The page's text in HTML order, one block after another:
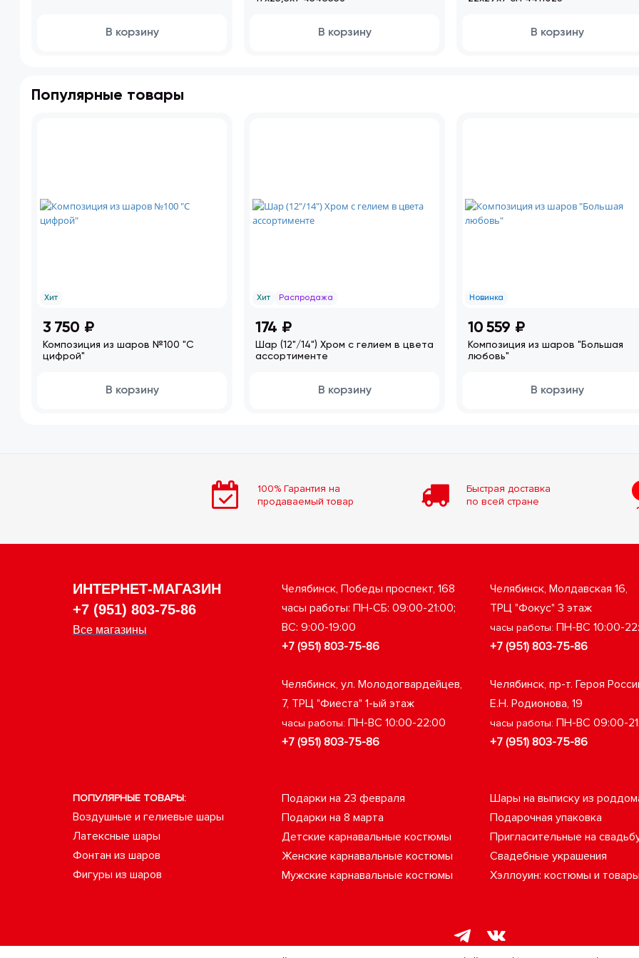
В корзину В корзину В корзину
Популярные товары
Хит
3 750 ₽
Композиция из шаров №100 "С
цифрой"
В корзину
Хит Распродажа
174 ₽
Шар (12"/14") Хром с гелием в цвета
ассортименте
В корзину
Новинка
10 559 ₽
Композиция из шаров "Большая
любовь"
В корзину
100% Гарантия на
продаваемый товар
Быстрая доставка
по всей стране
ИНТЕРНЕТ-МАГАЗИН
+7 (951) 803-75-86
Все магазины
Челябинск, Победы проспект, 168
часы работы: ПН-СБ: 09:00-21:00;
ВС: 9:00-19:00
+7 (951) 803-75-86
Челябинск, ул. Молодогвардейцев,
7, ТРЦ "Фиеста" 1-ый этаж
часы работы: ПН-ВС 10:00-22:00
+7 (951) 803-75-86
Челябинск, Молдавская 16,
ТРЦ "Фокус" 3 этаж
часы работы: ПН-ВС 10:00-
+7 (951) 803-75-86
Челябинск, пр-т. Героя
Е.Н. Родионова, 19
часы работы: ПН-ВС 09:00-
+7 (951) 803-75-86
ПОПУЛЯРНЫЕ ТОВАРЫ:
Воздушные и гелиевые шары
Латексные шары
Фонтан из шаров
Фигуры из шаров
Подарки на 23 февраля
Подарки на 8 марта
Детские карнавальные костюмы
Женские карнавальные костюмы
Мужские карнавальные костюмы
Шары на выписку из
Подарочная упаковка
Пригласительные на
Свадебные украшения
Хэллоуин: костюмы и товары